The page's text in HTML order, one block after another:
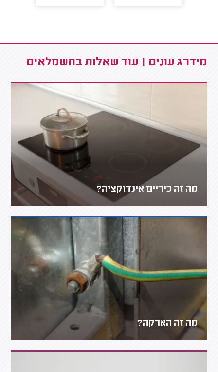
מידרג עונים | עוד שאלות בחשמלאים
מה זה כיריים אינדוקציה?
מה זה הארקה?